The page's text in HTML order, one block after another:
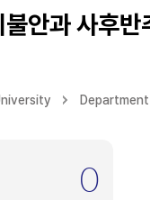
안과 사후
0